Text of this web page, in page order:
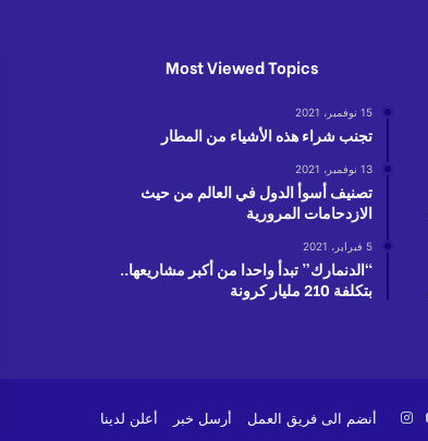
Most Viewed Topics
15 نوفمبر، 2021
تجنب شراء هذه الأشياء من المطار
13 نوفمبر، 2021
تصنيف أسوأ الدول في العالم من حيث
الازدحامات المرورية
5 فبراير، 2021
“الدنمارك” تبدأ واحدا من أكبر مشاريعها..
بتكلفة 210 مليار كرونة
أنضم الى فريق العمل أرسل خبر أعلن لدينا ‫YouTube
انستقرام